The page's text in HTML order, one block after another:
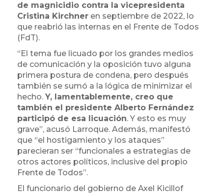
de magnicidio contra la vicepresidenta
Cristina Kirchner en septiembre de 2022, lo
que reabrió las internas en el Frente de Todos
(FdT).
“El tema fue licuado por los grandes medios
de comunicación y la oposición tuvo alguna
primera postura de condena, pero después
también se sumó a la lógica de minimizar el
hecho. Y, lamentablemente, creo que
también el presidente Alberto Fernández
participó de esa licuación. Y esto es muy
grave”, acusó Larroque. Además, manifestó
que “el hostigamiento y los ataques”
parecieran ser “funcionales a estrategias de
otros actores políticos, inclusive del propio
Frente de Todos”.
El funcionario del gobierno de Axel Kicillof